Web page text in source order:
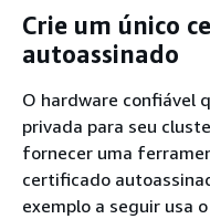
Crie um único
autoassinado
O hardware confiável
privada para seu
fornecer uma
certificado
exemplo a seguir usa